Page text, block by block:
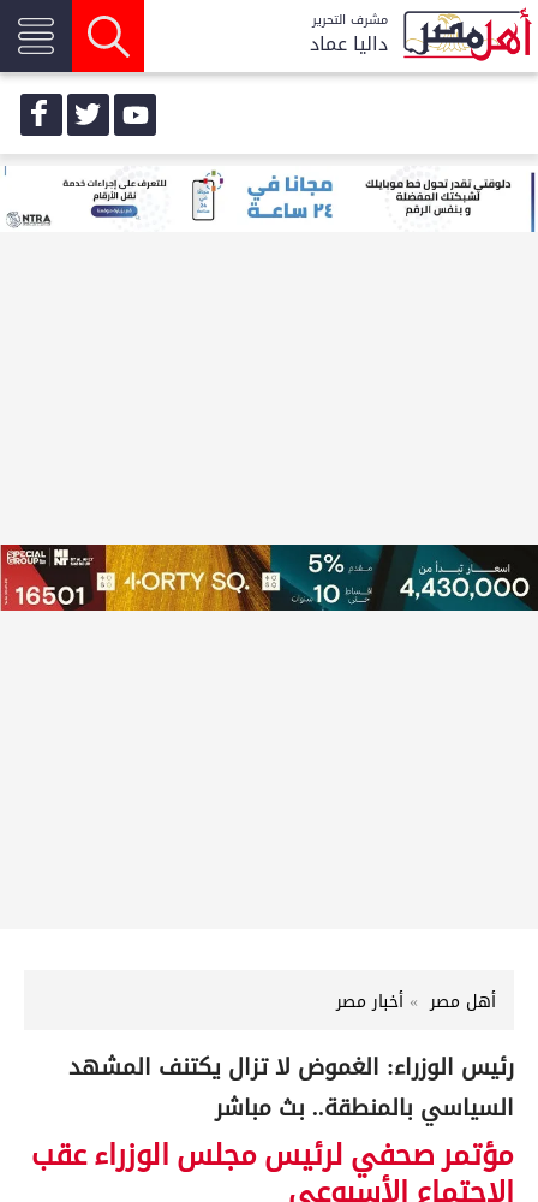
مشرف التحرير
داليا عماد
أهل مصر أخبار مصر
رئيس الوزراء: الغموض لا تزال يكتنف المشهد
السياسي بالمنطقة.. بث مباشر
مؤتمر صحفي لرئيس مجلس الوزراء عقب
الاجتماع الأسبوعي